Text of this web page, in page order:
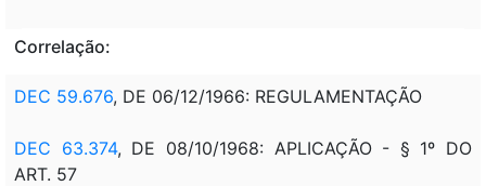
Correlação:
DEC 59.676, DE 06/12/1966: REGULAMENTAÇÃO
DEC 63.374, DE 08/10/1968: APLICAÇÃO - § 1º DO
ART. 57